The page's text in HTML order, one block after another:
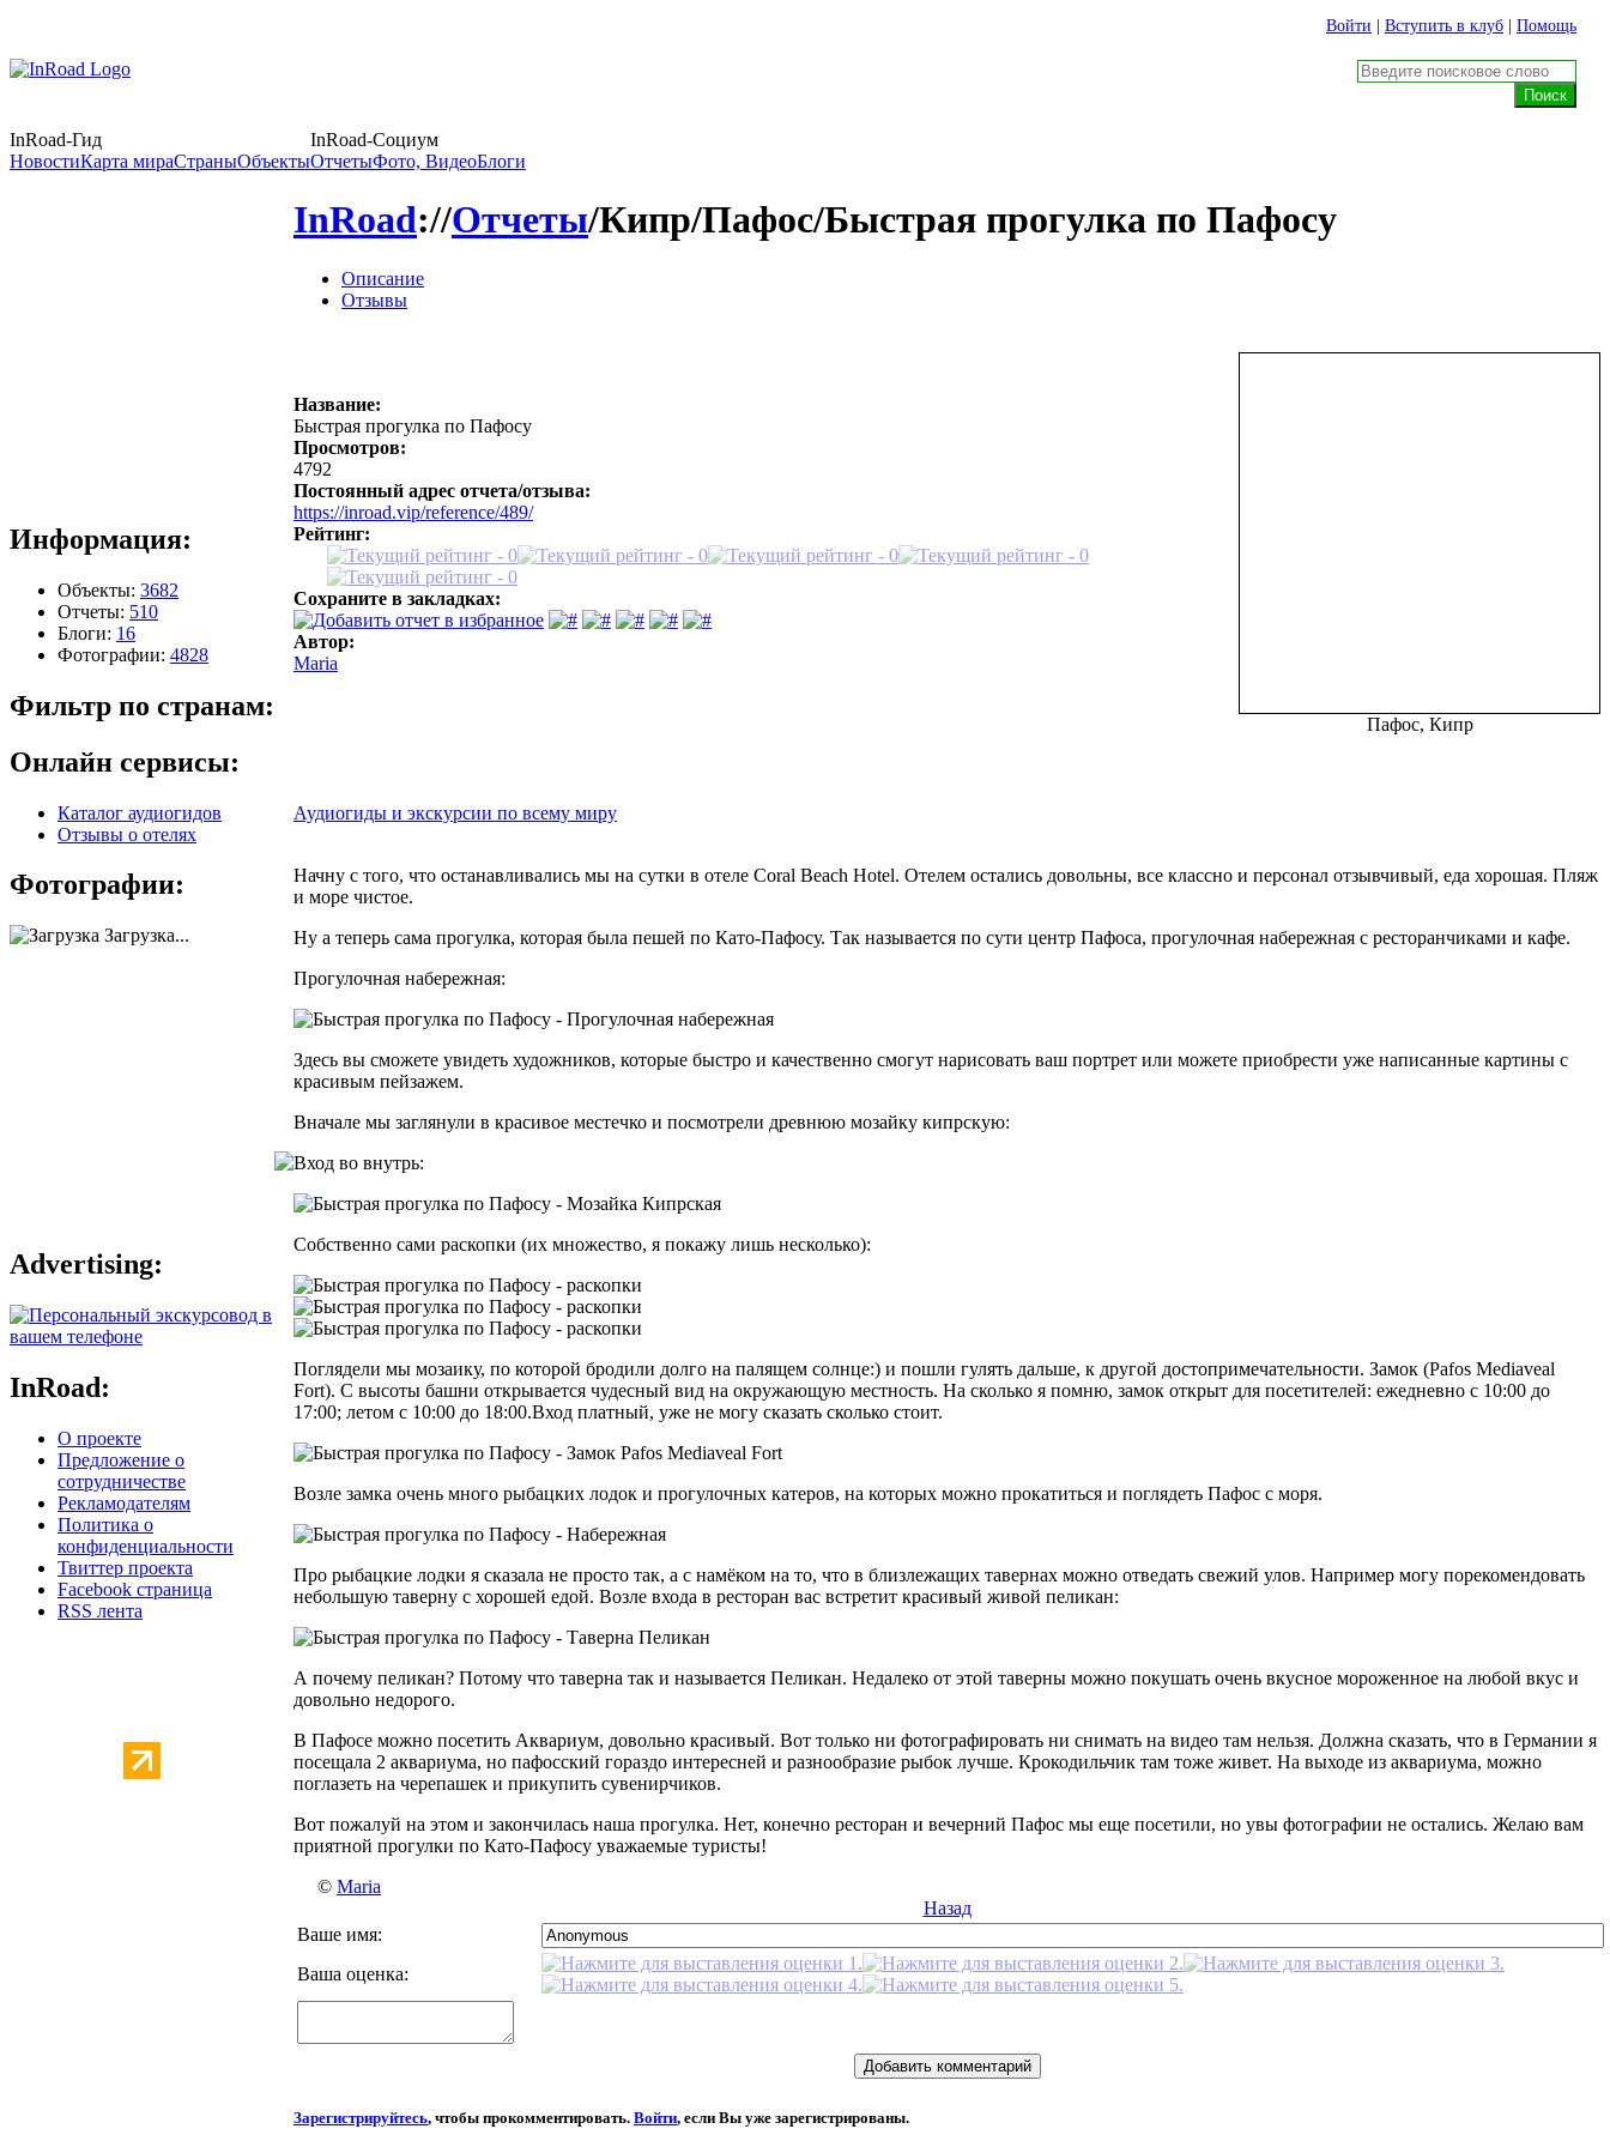
Войти | Вступить в клуб | Помощь
InRoad-Гид
InRoad-Социум
НовостиКарта мираСтраныОбъектыОтчетыФото, ВидеоБлоги
Информация:
Объекты: 3682
Отчеты: 510
Блоги: 16
Фотографии: 4828
Фильтр по странам:
Онлайн сервисы:
Каталог аудиогидов
Отзывы о отелях
Фотографии:
Загрузка...
Advertising:
InRoad:
О проекте
Предложение о
сотрудничестве
Рекламодателям
Политика о
конфиденциальности
Твиттер проекта
Facebook страница
RSS лента
InRoad://Отчеты/Кипр/Пафос/Быстрая прогулка по Пафосу
Описание
Отзывы
Название:
Быстрая прогулка по Пафосу
Просмотров:
4792
Постоянный адрес отчета/отзыва:
https://inroad.vip/reference/489/
Рейтинг:
Сохраните в закладках:
Автор:
Maria
Пафос, Кипр
Аудиогиды и экскурсии по всему миру
Начну с того, что останавливались мы на сутки в отеле Coral Beach Hotel. Отелем остались довольны, все классно и персонал отзывчивый, еда хорошая. Пляж
и море чистое.
Ну а теперь сама прогулка, которая была пешей по Като-Пафосу. Так называется по сути центр Пафоса, прогулочная набережная с ресторанчиками и кафе.
Прогулочная набережная:
Здесь вы сможете увидеть художников, которые быстро и качественно смогут нарисовать ваш портрет или можете приобрести уже написанные картины с
красивым пейзажем.
Вначале мы заглянули в красивое местечко и посмотрели древнюю мозайку кипрскую:
Вход во внутрь:
Собственно сами раскопки (их множество, я покажу лишь несколько):
Поглядели мы мозаику, по которой бродили долго на палящем солнце:) и пошли гулять дальше, к другой достопримечательности. Замок (Pafos Mediaveal
Fort). С высоты башни открывается чудесный вид на окружающую местность. На сколько я помню, замок открыт для посетителей: ежедневно с 10:00 до
17:00; летом с 10:00 до 18:00.Вход платный, уже не могу сказать сколько стоит.
Возле замка очень много рыбацких лодок и прогулочных катеров, на которых можно прокатиться и поглядеть Пафос с моря.
Про рыбацкие лодки я сказала не просто так, а с намёком на то, что в близлежащих тавернах можно отведать свежий улов. Например могу порекомендовать
небольшую таверну с хорошей едой. Возле входа в ресторан вас встретит красивый живой пеликан:
А почему пеликан? Потому что таверна так и называется Пеликан. Недалеко от этой таверны можно покушать очень вкусное мороженное на любой вкус и
довольно недорого.
В Пафосе можно посетить Аквариум, довольно красивый. Вот только ни фотографировать ни снимать на видео там нельзя. Должна сказать, что в Германии я
посещала 2 аквариума, но пафосский гораздо интересней и разнообразие рыбок лучше. Крокодильчик там тоже живет. На выходе из аквариума, можно
поглазеть на черепашек и прикупить сувенирчиков.
Вот пожалуй на этом и закончилась наша прогулка. Нет, конечно ресторан и вечерний Пафос мы еще посетили, но увы фотографии не остались. Желаю вам
приятной прогулки по Като-Пафосу уважаемые туристы!
© Maria
Назад
Ваше имя:
Ваша оценка:
Зарегистрируйтесь, чтобы прокомментировать. Войти, если Вы уже зарегистрированы.